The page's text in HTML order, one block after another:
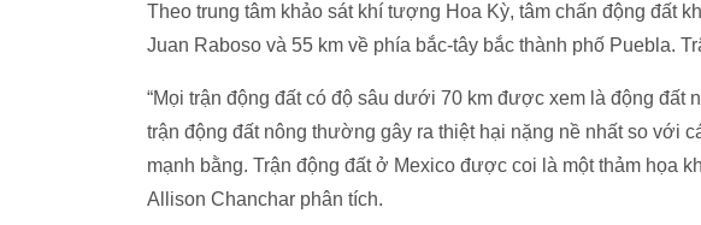
Theo trung tâm khảo sát khí tượng Hoa Kỳ, tâm chấn động đất
Juan Raboso và 55 km về phía bắc-tây bắc thành phố Puebla.
“Mọi trận động đất có độ sâu dưới 70 km được xem là động đất
trận động đất nông thường gây ra thiệt hại nặng nề nhất so với
mạnh bằng. Trận động đất ở Mexico được coi là một thảm họa
Allison Chanchar phân tích.